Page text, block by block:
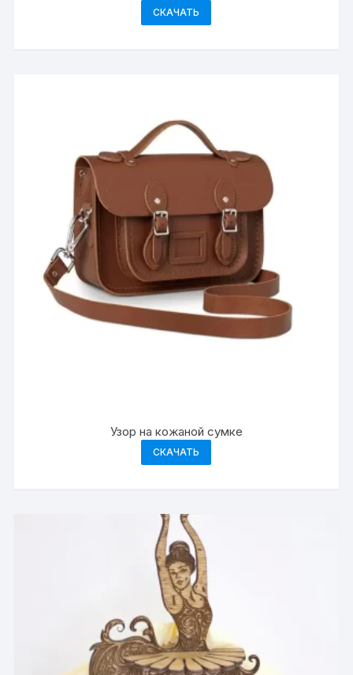
СКАЧАТЬ
Узор на кожаной сумке
СКАЧАТЬ